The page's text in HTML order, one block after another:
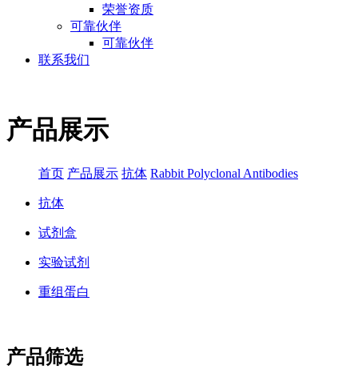
荣誉资质
可靠伙伴
可靠伙伴
联系我们
产品展示
首页 产品展示 抗体 Rabbit Polyclonal Antibodies
抗体
试剂盒
实验试剂
重组蛋白
产品筛选